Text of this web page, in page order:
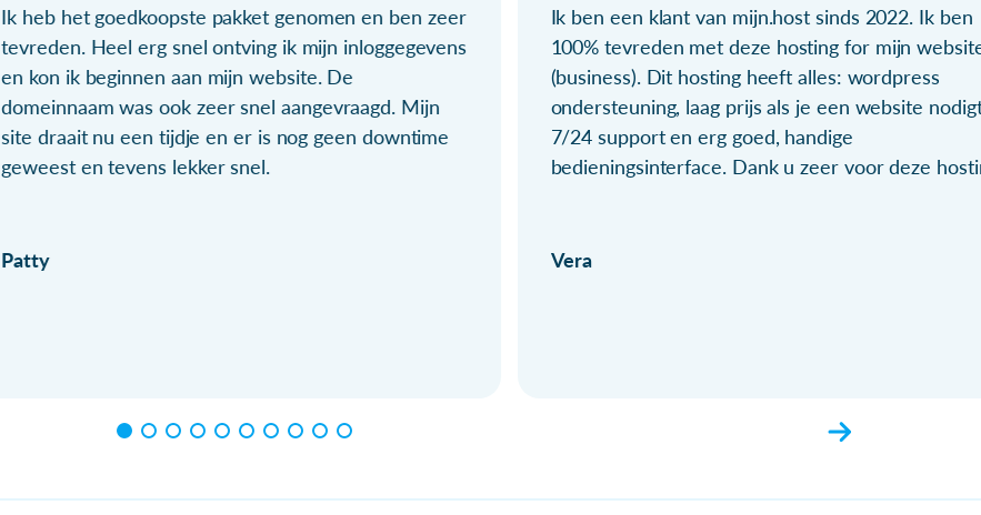
Ik heb het goedkoopste pakket genomen en ben zeer
tevreden. Heel erg snel ontving ik mijn inloggegevens
en kon ik beginnen aan mijn website. De
domeinnaam was ook zeer snel aangevraagd. Mijn
site draait nu een tijdje en er is nog geen downtime
geweest en tevens lekker snel.
Patty
Ik ben een klant van mijn.host sinds 2022. Ik ben
100% tevreden met deze hosting for mijn
(business). Dit hosting heeft alles: wordpress
ondersteuning, laag prijs als je een website
7/24 support en erg goed, handige
bedieningsinterface. Dank u zeer voor deze
Vera